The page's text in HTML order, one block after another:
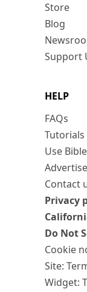
Store
Blog
Support
HELP
FAQs
Tutorials
Use
Contact
Privacy
Do Not
Cookie
Site:
Widget: